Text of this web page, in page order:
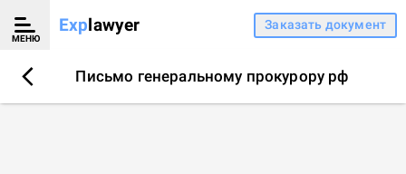
МЕНЮ
Explawyer Заказать документ
Письмо генеральному прокурору рф